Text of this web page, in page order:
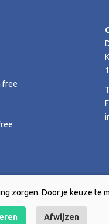
free
zorgen. Door je keuze te
Afwijzen